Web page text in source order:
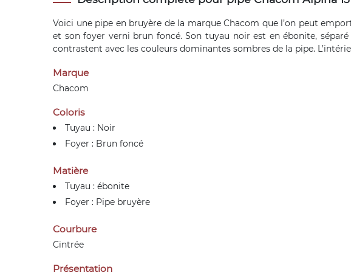
Voici une pipe en bruyère de la marque Chacom que l’on peut
et son foyer verni brun foncé. Son tuyau noir est en ébonite,
contrastent avec les couleurs dominantes sombres de la pipe.
Marque
Chacom
Coloris
Tuyau : Noir
Foyer : Brun foncé
Matière
Tuyau : ébonite
Foyer : Pipe bruyère
Courbure
Cintrée
Présentation